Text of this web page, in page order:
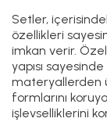
Setler,
özellikleri
imkan verir.
yapısı
materyallerden
formlarını
işlevselliklerini